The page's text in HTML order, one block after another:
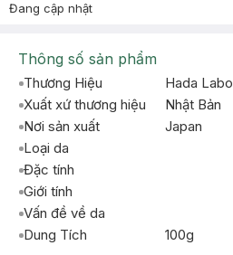
Đang cập nhật
Thông số sản phẩm
Thương Hiệu
Hada Labo
Xuất xứ thương hiệu
Nhật Bản
Nơi sản xuất
Japan
Loại da
Đặc tính
Giới tính
Vấn đề về da
Dung Tích
100g